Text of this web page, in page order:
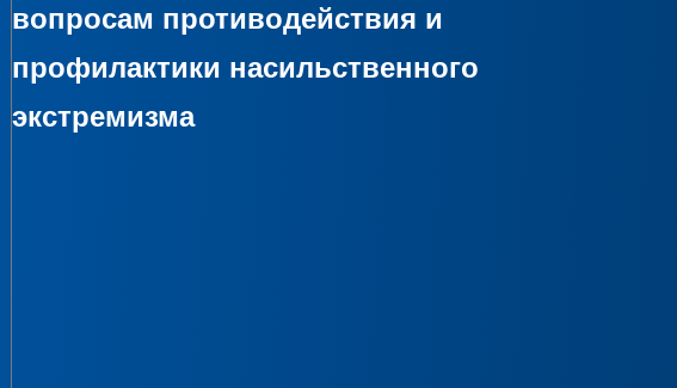
вопросам противодействия и
профилактики насильственного
экстремизма